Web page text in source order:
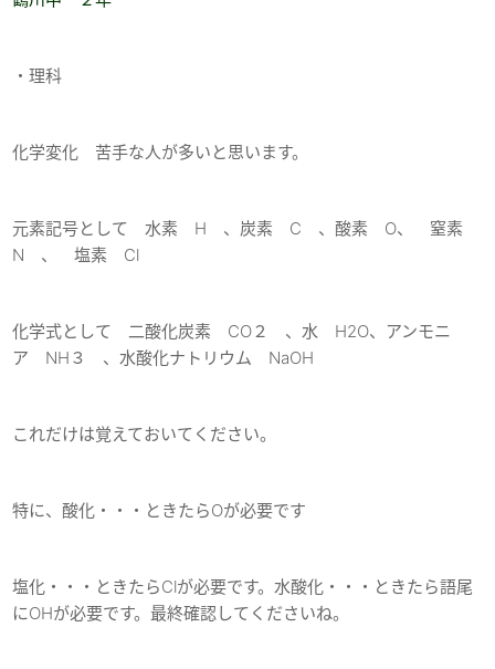
・理科
化学変化 苦手な人が多いと思います。
元素記号として 水素 H 、炭素 C 、酸素 O、 窒素
N 、 塩素 Cl
化学式として 二酸化炭素 CO２ 、水 H2O、アンモニ
ア NH３ 、水酸化ナトリウム NaOH
これだけは覚えておいてください。
特に、酸化・・・ときたらOが必要です
塩化・・・ときたらClが必要です。水酸化・・・ときたら語尾
にOHが必要です。最終確認してくださいね。